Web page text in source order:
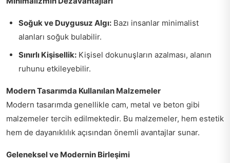
Soğuk ve Duygusuz Algı: Bazı insanlar minimalist
alanları soğuk bulabilir.
Sınırlı Kişisellik: Kişisel dokunuşların azalması, alanın
ruhunu etkileyebilir.
Modern Tasarımda Kullanılan Malzemeler
Modern tasarımda genellikle cam, metal ve beton gibi
malzemeler tercih edilmektedir. Bu malzemeler, hem estetik
hem de dayanıklılık açısından önemli avantajlar sunar.
Geleneksel ve Modernin Birleşimi